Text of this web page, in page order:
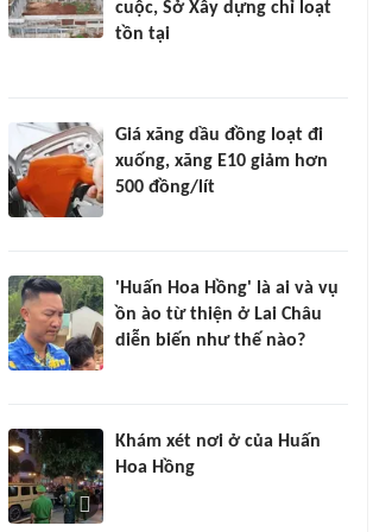
cuộc, Sở Xây dựng chỉ loạt
tồn tại
Giá xăng dầu đồng loạt đi
xuống, xăng E10 giảm hơn
500 đồng/lít
'Huấn Hoa Hồng' là ai và vụ
ồn ào từ thiện ở Lai Châu
diễn biến như thế nào?
Khám xét nơi ở của Huấn
Hoa Hồng